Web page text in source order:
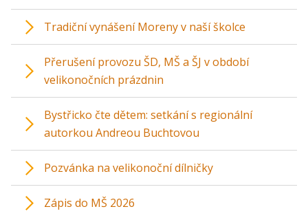
Tradiční vynášení Moreny v naší školce
Přerušení provozu ŠD, MŠ a ŠJ v období
velikonočních prázdnin
Bystřicko čte dětem: setkání s regionální
autorkou Andreou Buchtovou
Pozvánka na velikonoční dílničky
Zápis do MŠ 2026